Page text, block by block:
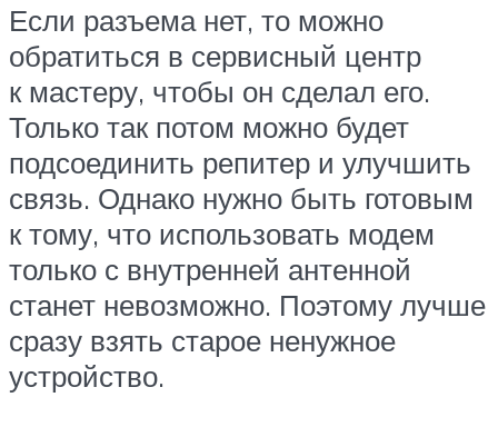
Если разъема нет, то можно
обратиться в сервисный центр
к мастеру, чтобы он сделал его.
Только так потом можно будет
подсоединить репитер и улучшить
связь. Однако нужно быть готовым
к тому, что использовать модем
только с внутренней антенной
станет невозможно. Поэтому лучше
сразу взять старое ненужное
устройство.